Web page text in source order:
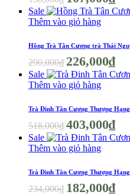
gốc
là:
138,000₫.
hiện
tại
Sale
Thêm vào giỏ hàng
Hồng Trà Tân Cương trà Thái
290,000₫ Giá
gốc
là:
290,000₫.
226,000₫Giá
hiện
tại
Sale
Thêm vào giỏ hàng
Trà Đinh Tân Cương Thượng
518,000₫ Giá
gốc
là:
518,000₫.
403,000₫Giá
hiện
tại
Sale
Thêm vào giỏ hàng
Trà Đinh Tân Cương Thượng
234,000₫ Giá
182,000₫Giá